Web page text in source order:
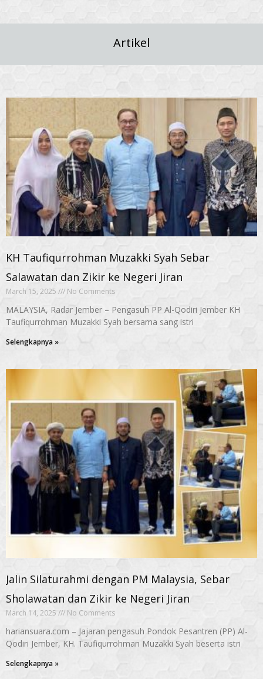
Artikel
KH Taufiqurrohman Muzakki Syah Sebar
Salawatan dan Zikir ke Negeri Jiran
March 15, 2025 No Comments
MALAYSIA, Radar Jember – ­Peng­asuh PP Al­-Qodiri Jember KH
Taufiqurrohman Muzakki Syah bersama sang istri
Selengkapnya »
Jalin Silaturahmi dengan PM Malaysia, Sebar
Sholawatan dan Zikir ke Negeri Jiran
March 14, 2025 No Comments
hariansuara.com – Jajaran pengasuh Pondok Pesantren (PP) Al-
Qodiri Jember, KH. Taufiqurrohman Muzakki Syah beserta istri
Selengkapnya »